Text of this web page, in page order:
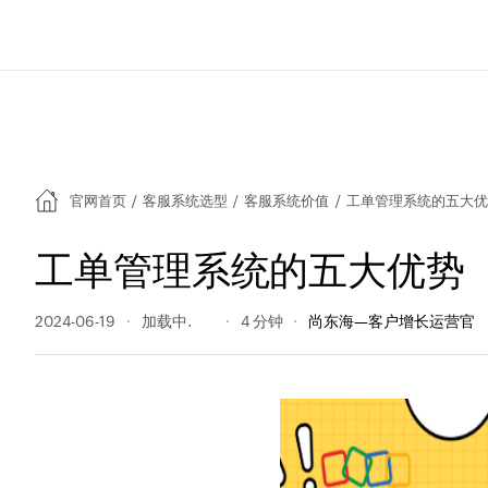
官网首页 / 客服系统选型 / 客服系统价值 / 工单管理系统的五大
工单管理系统的五大优势
2024-06-19 176 阅读量 4 分钟 尚东海—客户增长运营官